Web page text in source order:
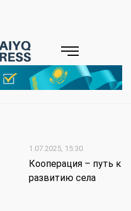
1.07.2025, 15:30
Кооперация – путь к
развитию села